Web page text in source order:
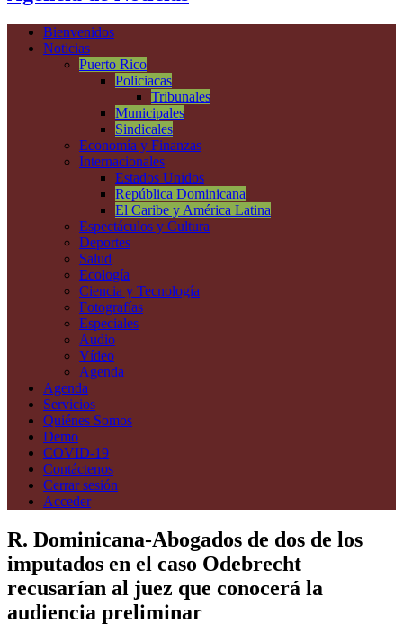
Bienvenidos
Noticias
Puerto Rico
Policiacas
Tribunales
Municipales
Sindicales
Economía y Finanzas
Internacionales
Estados Unidos
República Dominicana
El Caribe y América Latina
Espectáculos y Cultura
Deportes
Salud
Ecología
Ciencia y Tecnología
Fotografías
Especiales
Audio
Vídeo
Agenda
Agenda
Servicios
Quiénes Somos
Demo
COVID-19
Contáctenos
Cerrar sesión
Acceder
R. Dominicana-Abogados de dos de los
imputados en el caso Odebrecht
recusarían al juez que conocerá la
audiencia preliminar